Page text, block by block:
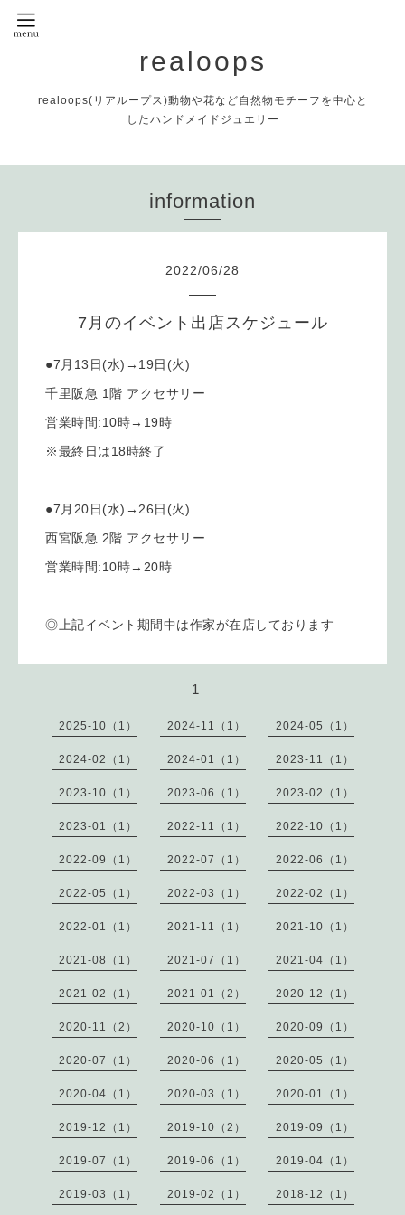
realoops
realoops(リアループス)動物や花など自然物モチーフを中心と
したハンドメイドジュエリー
information
2022/06/28
7月のイベント出店スケジュール
●7月13日(水)→19日(火)
千里阪急 1階 アクセサリー
営業時間:10時→19時
※最終日は18時終了
●7月20日(水)→26日(火)
西宮阪急 2階 アクセサリー
営業時間:10時→20時
◎上記イベント期間中は作家が在店しております
1
2025-10（1） 2024-11（1） 2024-05（1）
2024-02（1） 2024-01（1） 2023-11（1）
2023-10（1） 2023-06（1） 2023-02（1）
2023-01（1） 2022-11（1） 2022-10（1）
2022-09（1） 2022-07（1） 2022-06（1）
2022-05（1） 2022-03（1） 2022-02（1）
2022-01（1） 2021-11（1） 2021-10（1）
2021-08（1） 2021-07（1） 2021-04（1）
2021-02（1） 2021-01（2） 2020-12（1）
2020-11（2） 2020-10（1） 2020-09（1）
2020-07（1） 2020-06（1） 2020-05（1）
2020-04（1） 2020-03（1） 2020-01（1）
2019-12（1） 2019-10（2） 2019-09（1）
2019-07（1） 2019-06（1） 2019-04（1）
2019-03（1） 2019-02（1） 2018-12（1）